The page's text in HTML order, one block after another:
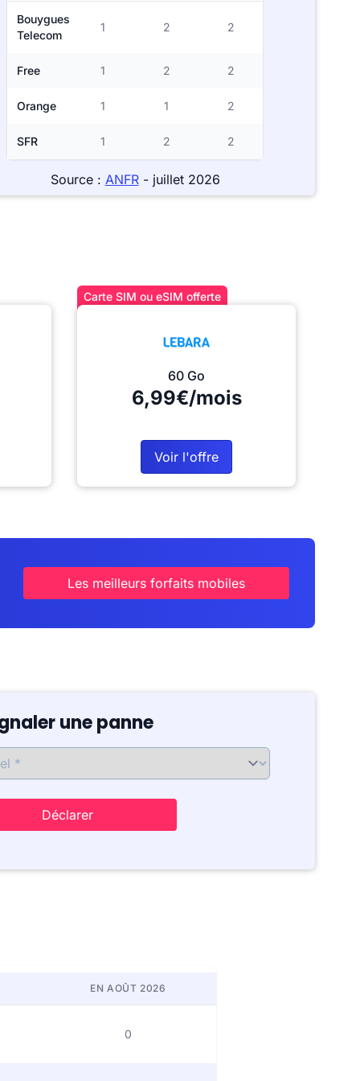
Bouygues
Telecom
1 2 2
Free 1 2 2
Orange 1 1 2
SFR 1 2 2
Source : ANFR- juillet 2026
Carte SIM ou eSIM offerte
60 Go
6,99€/mois
Voir l'offre
Les meilleurs forfaits mobiles
une panne
Déclarer
EN AOÛT 2026
0